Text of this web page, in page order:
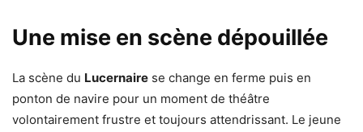
Une mise en scène dépouillée
La scène du Lucernaire se change en ferme puis en
ponton de navire pour un moment de théâtre
volontairement frustre et toujours attendrissant. Le jeune